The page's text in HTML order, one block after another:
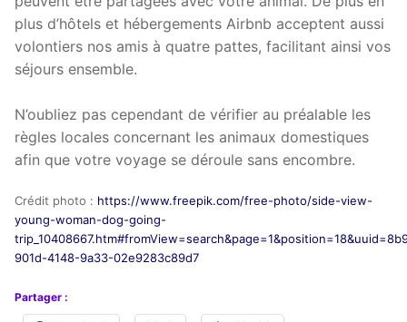
plus d’hôtels et hébergements Airbnb acceptent aussi
volontiers nos amis à quatre pattes, facilitant ainsi vos
séjours ensemble.
N’oubliez pas cependant de vérifier au préalable les
règles locales concernant les animaux domestiques
afin que votre voyage se déroule sans encombre.
Crédit photo : https://www.freepik.com/free-photo/side-view-
young-woman-dog-going-
901d-4148-9a33-02e9283c89d7
Partager :